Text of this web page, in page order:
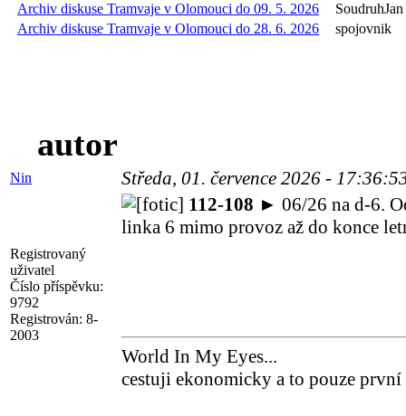
Archiv diskuse Tramvaje v Olomouci do 09. 5. 2026
SoudruhJan
Archiv diskuse Tramvaje v Olomouci do 28. 6. 2026
spojovnik
autor
Nin Středa, 01. července 2026 -
Registrovaný
uživatel
Číslo příspěvku:
9792
Registrován: 8-
2003
112-108 ► 06/26 na d-6.
linka 6 mimo provoz až do konce
World In My Eyes...
cestuji ekonomicky a to pouze